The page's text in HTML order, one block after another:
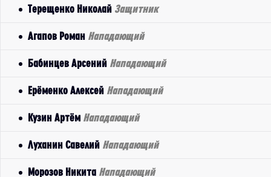
Терещенко Николай Защитник
Агапов Роман Нападающий
Бабинцев Арсений Нападающий
Ерёменко Алексей Нападающий
Кузин Артём Нападающий
Луханин Савелий Нападающий
Морозов Никита Нападающий